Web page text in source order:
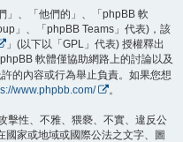
」、「他們的」、「phpBB 軟
」、「phpBB Teams」代表)，該
」(以下以「GPL」代表) 授權釋出
軟體僅協助網路上的討論以及
的內容或行為舉止負責。如果您想
www.phpbb.com/ 。
擊性、不雅、猥褻、不實、違反公
家或地域或國際公法之文字、圖